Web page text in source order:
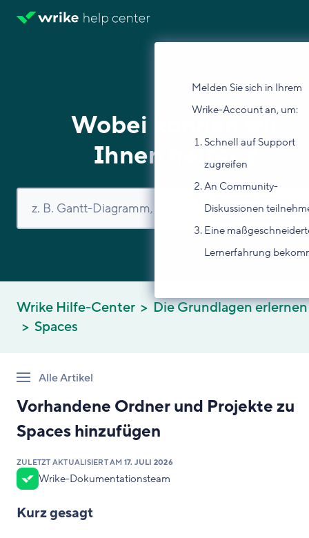
Melden Sie sich in Ihrem
Wrike-Account an, um:
Schnell auf Support
zugreifen
An Community-
Diskussionen
Eine
Lernerfahrung
Wobei können wir
Ihnen helfen?
Wrike Hilfe-Center
Die Grundlagen erlernen
Spaces
Alle Artikel
Vorhandene Ordner und Projekte zu
Spaces hinzufügen
ZULETZT AKTUALISIERT AM 17. JULI 2026
Wrike-Dokumentationsteam
Kurz gesagt